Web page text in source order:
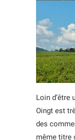
Loin d’être
Oingt est
des
même titre